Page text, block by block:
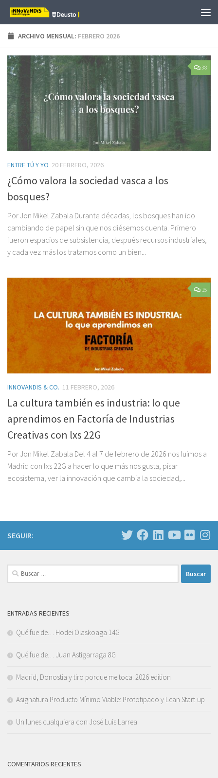
Saltar al contenido
ARCHIVO MENSUAL: FEBRERO 2026
38
ENTRE TÚ Y YO 20 FEBRERO, 2026
¿Cómo valora la sociedad vasca a los
bosques?
Por Jon Mikel Zabala Durante décadas, los bosques han ido
cambiando de papel sin que nos diésemos cuenta. Primero
fueron espacios de subsistencia, después recursos industriales,
y cada vez más los tratamos como un bien...
15
INNOVANDIS & CO. 11 FEBRERO, 2026
La cultura también es industria: lo que
aprendimos en Factoría de Industrias
Creativas con lxs 22G
Por Jon Mikel Zabala Del 4 al 7 de febrero de 2026 nos fuimos a
Madrid con lxs 22G a hacer lo que más nos gusta, pisar
ecosistema, ver la innovación que cambia la sociedad,...
SEGUIR:
Buscar:
ENTRADAS RECIENTES
Qué fue de… Hodei Olaskoaga 14G
Qué fue de… Juan Astigarraga 8G
Madrid, Donostia y tiro porque me toca: 2026 edition
Asignatura Producto Mínimo Viable: Prototipado y Lean Start-up
Un lunes cualquiera con José Luis Larrea
COMENTARIOS RECIENTES